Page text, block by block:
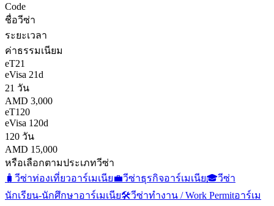
Code
ชื่อวีซ่า
ระยะเวลา
ค่าธรรมเนียม
eT21
eVisa 21d
21 วัน
AMD 3,000
eT120
eVisa 120d
120 วัน
AMD 15,000
หรือเลือกตามประเภทวีซ่า
🧳 วีซ่าท่องเที่ยวอาร์เมเนีย💼วีซ่าธุรกิจอาร์เมเนีย🎓วีซ่า
นักเรียน-นักศึกษาอาร์เมเนีย🛠️วีซ่าทำงาน / Work Permitอาร์เม